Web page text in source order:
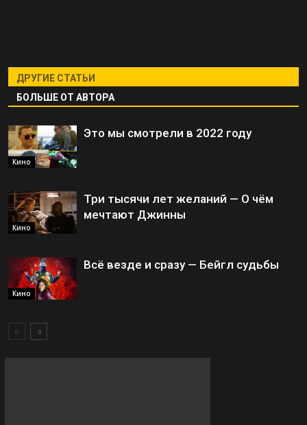
ДРУГИЕ СТАТЬИ
БОЛЬШЕ ОТ АВТОРА
Кино
Это мы смотрели в 2022 году
Кино
Три тысячи лет желаний — О чём
мечтают Джинны
Кино
Всё везде и сразу — Бейгл судьбы